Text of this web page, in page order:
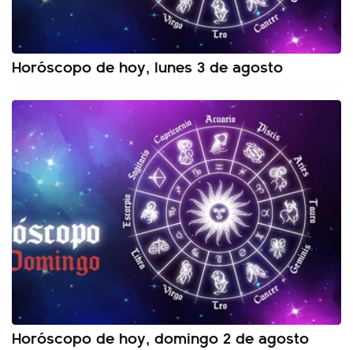
Horóscopo de hoy, lunes 3 de agosto
Horóscopo de hoy, domingo 2 de agosto